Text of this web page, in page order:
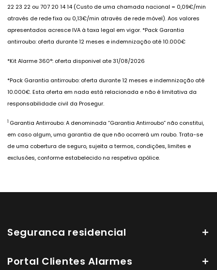
22 23 22 ou 707 20 14 14 (Custo de uma chamada nacional = 0,09€/min
através de rede fixa ou 0,13€/min através de rede móvel). Aos valores
apresentados acresce IVA à taxa legal em vigor. *Pack Garantia
antirroubo: oferta durante 12 meses e indemnização até 10.000€
*Kit Alarme 360°: oferta disponivel ate 31/08/2026
*Pack Garantia antirroubo: oferta durante 12 meses e indemnização até
10.000€. Esta oferta em nada está relacionada e não é limitativa da
responsabilidade civil da Prosegur.
1 Garantia Antirroubo: A denominada “Garantia Antirroubo” não constitui,
em caso algum, uma garantia de que não ocorrerá um roubo. Trata-se
de uma cobertura de seguro, sujeita a termos, condições, limites e
exclusões, conforme estabelecido na respetiva apólice.
Seguranca residencial
Portal Clientes Alarmes